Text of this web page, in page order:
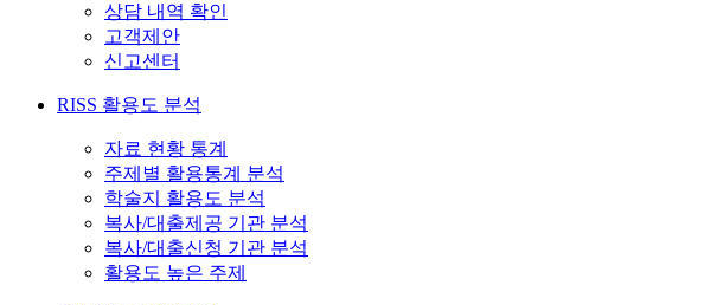
상담 내역 확인
고객제안
신고센터
RISS 활용도 분석
자료 현황 통계
주제별 활용통계 분석
학술지 활용도 분석
복사/대출제공 기관 분석
복사/대출신청 기관 분석
활용도 높은 주제